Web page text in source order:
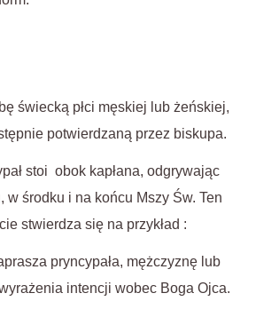
świecką płci męskiej lub żeńskiej,
potwierdzaną przez biskupa.
stoi obok kapłana, odgrywając
środku i na końcu Mszy Św. Ten
stwierdza się na przykład :
pryncypała, mężczyznę lub
intencji wobec Boga Ojca.